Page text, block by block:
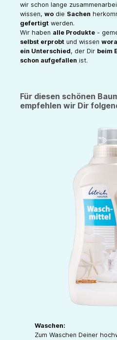
wir schon lange
wissen, wo die Sachen
gefertigt werden.
Wir haben alle Produkte -
selbst erprobt und wissen
ein Unterschied, der Dir beim
schon aufgefallen ist.
Für diesen schönen
empfehlen wir Dir
Waschen:
Zum Waschen Deiner